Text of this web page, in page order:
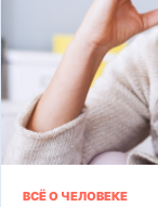
ВСЁ О ЧЕЛОВЕКЕ